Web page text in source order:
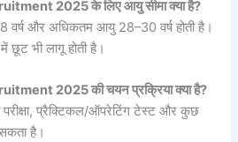
2025 के लिए आयु सीमा क्या है?
वर्ष और अधिकतम आयु 28–30 वर्ष होती है।
छूट भी लागू होती है।
2025 की चयन प्रक्रिया क्या है?
परीक्षा, प्रैक्टिकल/ऑपरेटिंग टेस्ट और कुछ
सकता है।